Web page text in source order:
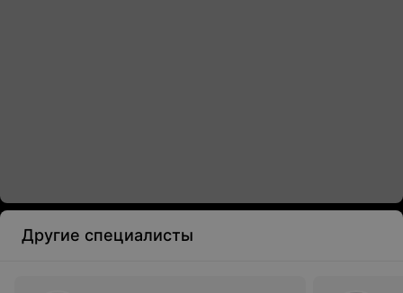
Другие специалисты